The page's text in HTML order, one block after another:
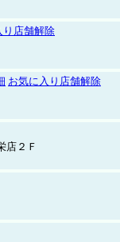
り店舗解除
お気に入り店舗解除
店２Ｆ